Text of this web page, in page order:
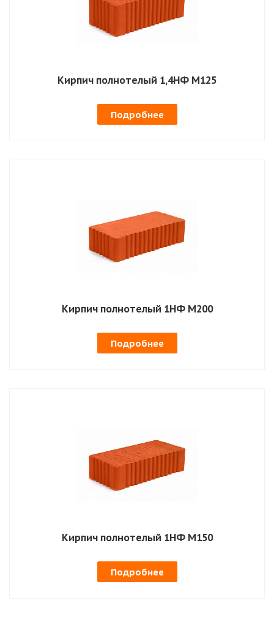
Кирпич полнотелый 1,4НФ М125
Подробнее
Кирпич полнотелый 1НФ М200
Подробнее
Кирпич полнотелый 1НФ М150
Подробнее